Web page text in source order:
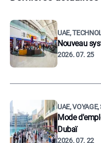
UAE,
Nouveau
2026. 07. 25
UAE,
Mode
Dubaï
2026. 07. 22